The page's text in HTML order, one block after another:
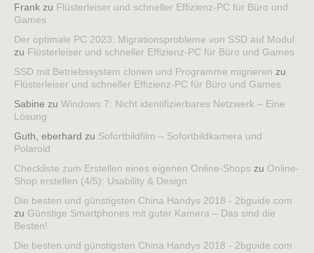
Frank zu Flüsterleiser und schneller Effizienz-PC für Büro und
Games
Der optimale PC 2023: Migrationsprobleme von SSD auf Modul
zu Flüsterleiser und schneller Effizienz-PC für Büro und Games
SSD mit Betriebssystem clonen und Programme migrieren zu
Flüsterleiser und schneller Effizienz-PC für Büro und Games
Sabine zu Windows 7: Nicht identifizierbares Netzwerk – Eine
Lösung
Guth, eberhard zu Sofortbildfilm – Sofortbildkamera und
Polaroid
Checkliste zum Erstellen eines eigenen Online-Shops zu Online-
Shop erstellen (4/5): Usability & Design
Die besten und günstigsten China Handys 2018 - 2bguide.com
zu Günstige Smartphones mit guter Kamera – Das sind die
Besten!
Die besten und günstigsten China Handys 2018 - 2bguide.com